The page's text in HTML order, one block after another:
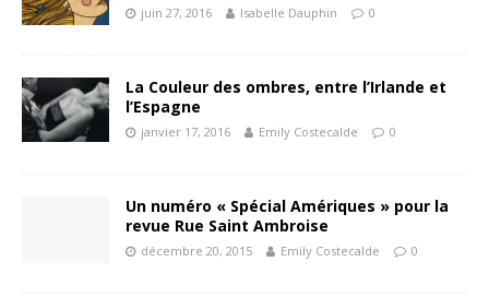
juin 27, 2016 Isabelle Dauphin 0
La Couleur des ombres, entre l’Irlande et
l’Espagne
janvier 17, 2016 Emily Costecalde 0
Un numéro « Spécial Amériques » pour la
revue Rue Saint Ambroise
décembre 20, 2015 Emily Costecalde 0